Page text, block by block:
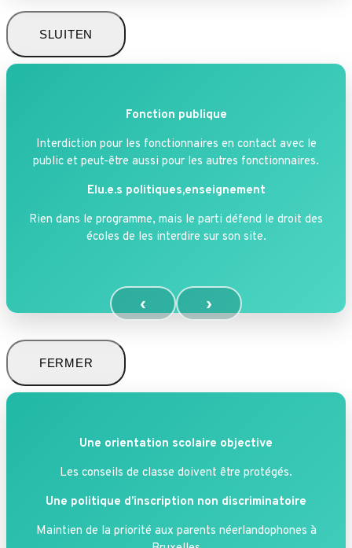
SLUITEN
Fonction publique
Interdiction pour les fonctionnaires en contact avec le
public et peut-être aussi pour les autres fonctionnaires.
Elu.e.s politiques,enseignement
Rien dans le programme, mais le parti défend le droit des
écoles de les interdire sur son site.
‹ ›
FERMER
Une orientation scolaire objective
Les conseils de classe doivent être protégés.
Une politique d’inscription non discriminatoire
Maintien de la priorité aux parents néerlandophones à